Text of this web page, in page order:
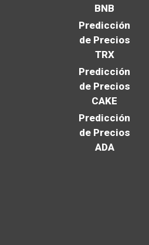
BNB
Predicción
de Precios
TRX
Predicción
de Precios
CAKE
Predicción
de Precios
ADA